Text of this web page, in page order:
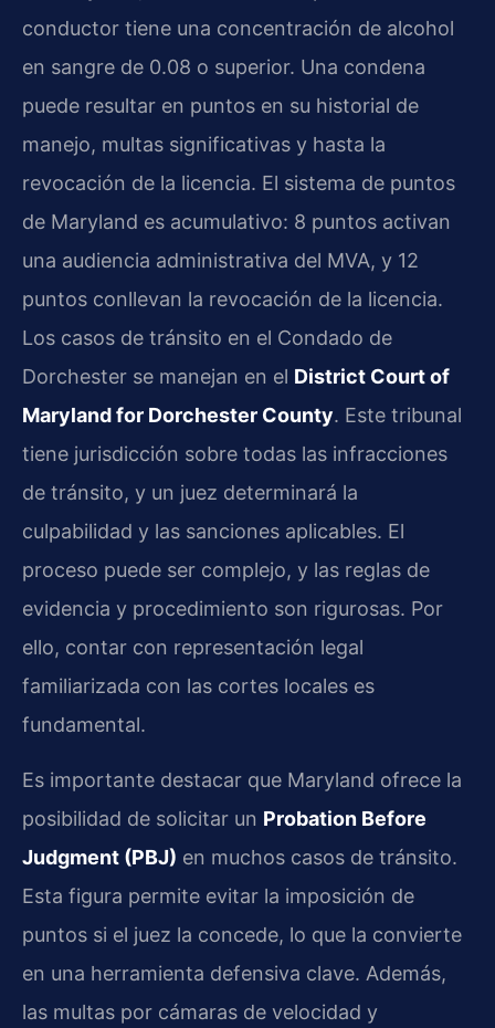
conductor tiene una concentración de alcohol
en sangre de 0.08 o superior. Una condena
puede resultar en puntos en su historial de
manejo, multas significativas y hasta la
revocación de la licencia. El sistema de puntos
de Maryland es acumulativo: 8 puntos activan
una audiencia administrativa del MVA, y 12
puntos conllevan la revocación de la licencia.
Los casos de tránsito en el Condado de
Dorchester se manejan en el District Court of
Maryland for Dorchester County. Este tribunal
tiene jurisdicción sobre todas las infracciones
de tránsito, y un juez determinará la
culpabilidad y las sanciones aplicables. El
proceso puede ser complejo, y las reglas de
evidencia y procedimiento son rigurosas. Por
ello, contar con representación legal
familiarizada con las cortes locales es
fundamental.
Es importante destacar que Maryland ofrece la
posibilidad de solicitar un Probation Before
Judgment (PBJ) en muchos casos de tránsito.
Esta figura permite evitar la imposición de
puntos si el juez la concede, lo que la convierte
en una herramienta defensiva clave. Además,
las multas por cámaras de velocidad y